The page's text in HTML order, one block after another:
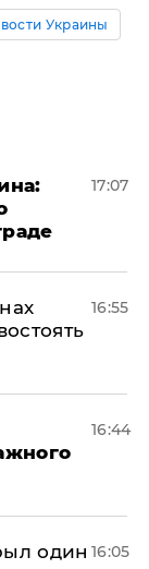
Украины
17:07
16:55
16:44
один 16:05